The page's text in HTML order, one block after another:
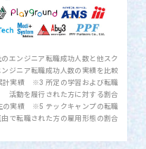
エンジニア転職成功人数と他スク
ジニア転職成功人数の実績を比較
実績 ※3 所定の学習および転職
活動を履行された方に対する割合
の実績 ※5 テックキャンプの転職
由で転職された方の雇用形態の割合